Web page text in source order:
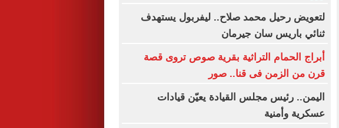
لتعويض رحيل محمد صلاح.. ليفربول يستهدف
ثنائي باريس سان جيرمان
أبراج الحمام التراثية بقرية صوص تروى قصة
قرن من الزمن فى قنا.. صور
اليمن.. رئيس مجلس القيادة يعيّن قيادات
عسكرية وأمنية